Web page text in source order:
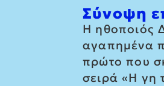
Σύνοψη
Η ηθοποιός
αγαπημένα
πρώτο που
σειρά «Η γη